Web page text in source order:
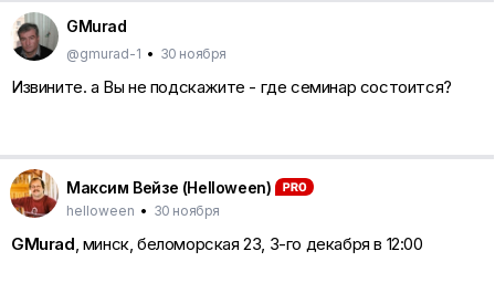
GMurad
@gmurad-1 • 30 ноября
Извините. а Вы не подскажите - где семинар состоится?
Максим Вейзе (Helloween)
helloween • 30 ноября
GMurad , минск, беломорская 23, 3-го декабря в 12:00